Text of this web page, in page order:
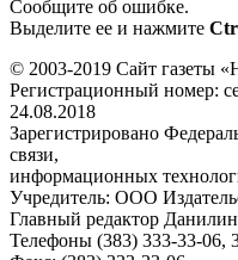
Сообщите об ошибке.
Выделите ее и нажмите
© 2003-2019 Сайт газеты
Регистрационный номер:
24.08.2018
Зарегистрировано
связи,
информационных
Учредитель: ООО
Главный редактор
Телефоны (383) 333-33-06,